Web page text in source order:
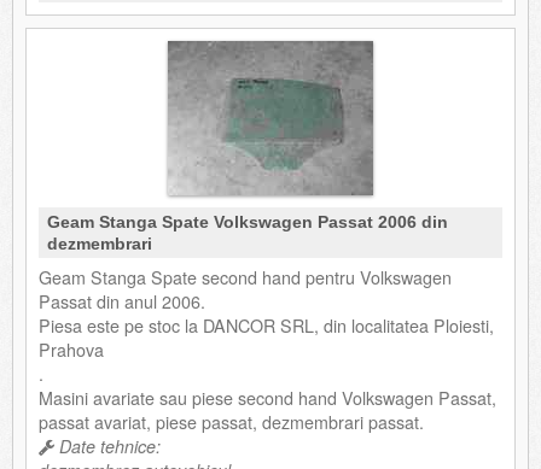
Geam Stanga Spate Volkswagen Passat 2006 din
dezmembrari
Geam Stanga Spate second hand pentru Volkswagen
Passat din anul 2006.
Piesa este pe stoc la DANCOR SRL, din localitatea Ploiesti,
Prahova
.
Masini avariate sau piese second hand Volkswagen Passat,
passat avariat, piese passat, dezmembrari passat.
Date tehnice: